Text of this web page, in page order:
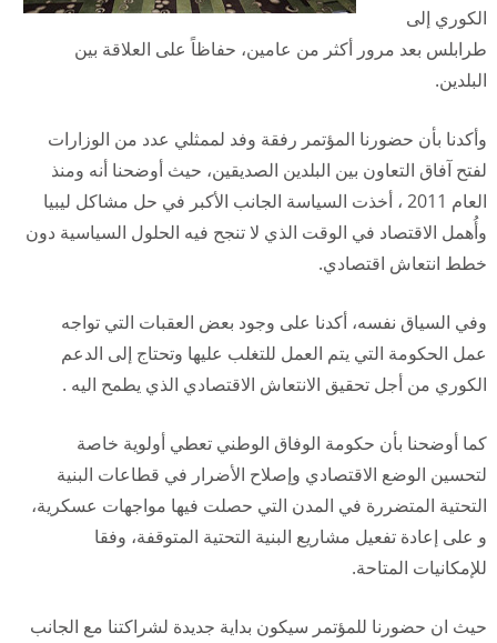
الكوري إلى
طرابلس بعد مرور أكثر من عامين، حفاظاً على العلاقة بين
البلدين.
وأكدنا بأن حضورنا المؤتمر رفقة وفد لممثلي عدد من الوزارات
لفتح آفاق التعاون بين البلدين الصديقين، حيث أوضحنا أنه ومنذ
العام 2011 ، أخذت السياسة الج
انب الأكبر في حل مشاكل ليبيا
وأُهمل الاقتصاد في الوقت الذي لا تنجح فيه الحلول السياسية دون
خطط انتعاش اقتصادي.
وفي السياق نفسه، أكدنا على وجود بعض العقبات التي تواجه
عمل الحكومة التي يتم العمل للتغلب عليها وتحتاج إلى الدعم
الكوري من أجل تحقيق الانتعاش الاقتصادي الذي يطمح اليه .
كما أوضحنا بأن حكومة الوفاق الوطني تعطي أولوية خاصة
لتحسين الوضع الاقتصادي وإصلاح الأضرار في قطاعات البنية
التحتية المتضررة في المدن التي حصلت فيها مواجهات عسكرية،
و على إعادة تفعيل مشاريع البنية التحتية المتوقفة، وفقا
للإمكانيات المتاحة.
حيث ان حضورنا للمؤتمر سيكون بداية جديدة لشراكتنا مع الجانب